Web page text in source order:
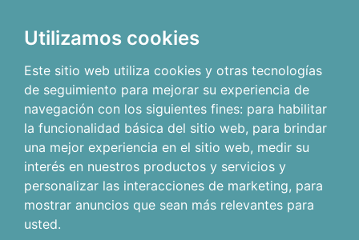
Utilizamos cookies
Este sitio web utiliza cookies y otras tecnologías
de seguimiento para mejorar su experiencia de
navegación con los siguientes fines: para habilitar
la funcionalidad básica del sitio web, para brindar
una mejor experiencia en el sitio web, medir su
interés en nuestros productos y servicios y
personalizar las interacciones de marketing, para
mostrar anuncios que sean más relevantes para
usted.